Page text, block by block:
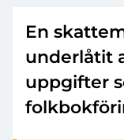
En
underlåtit
uppgifter